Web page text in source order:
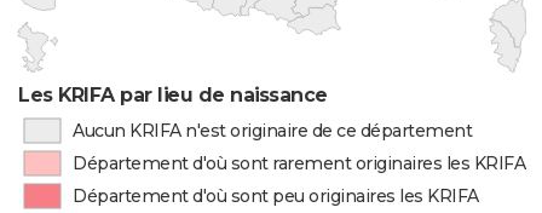
Les KRIFA par lieu de naissance
Aucun KRIFA n'est originaire de ce département
Département d'où sont rarement originaires les KRIFA
Département d'où sont peu originaires les KRIFA